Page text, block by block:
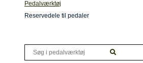
Pedalværktøj
Reservedele til pedaler